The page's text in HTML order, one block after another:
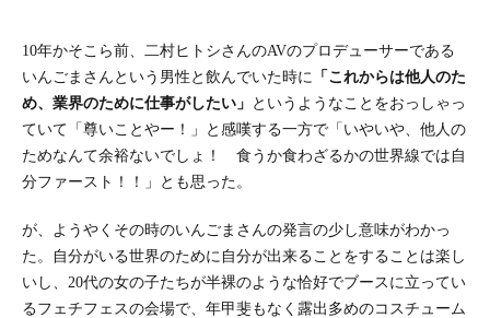
10年かそこら前、二村ヒトシさんのAVのプロデューサーである
いんごまさんという男性と飲んでいた時に
「これからは他人のた
め、業界のために仕事がしたい」 というようなことをおっしゃっ
ていて「尊いことやー！」と感嘆する一方で「いやいや、他人の
ためなんて余裕ないでしょ！ 食うか食わざるかの世界線では自
分ファースト！！」とも思った。
が、ようやくその時のいんごまさんの発言の少し意味がわかっ
た。自分がいる世界のために自分が出来ることをすることは楽し
いし、20代の女の子たちが半裸のような恰好でブースに立ってい
るフェチフェスの会場で、年甲斐もなく露出多めのコスチューム